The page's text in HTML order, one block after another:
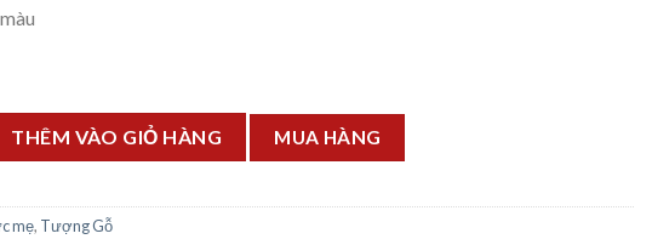
sơn màu số lượng
THÊM VÀO GIỎ HÀNG MUA HÀNG
mẹ, Tượng Gỗ